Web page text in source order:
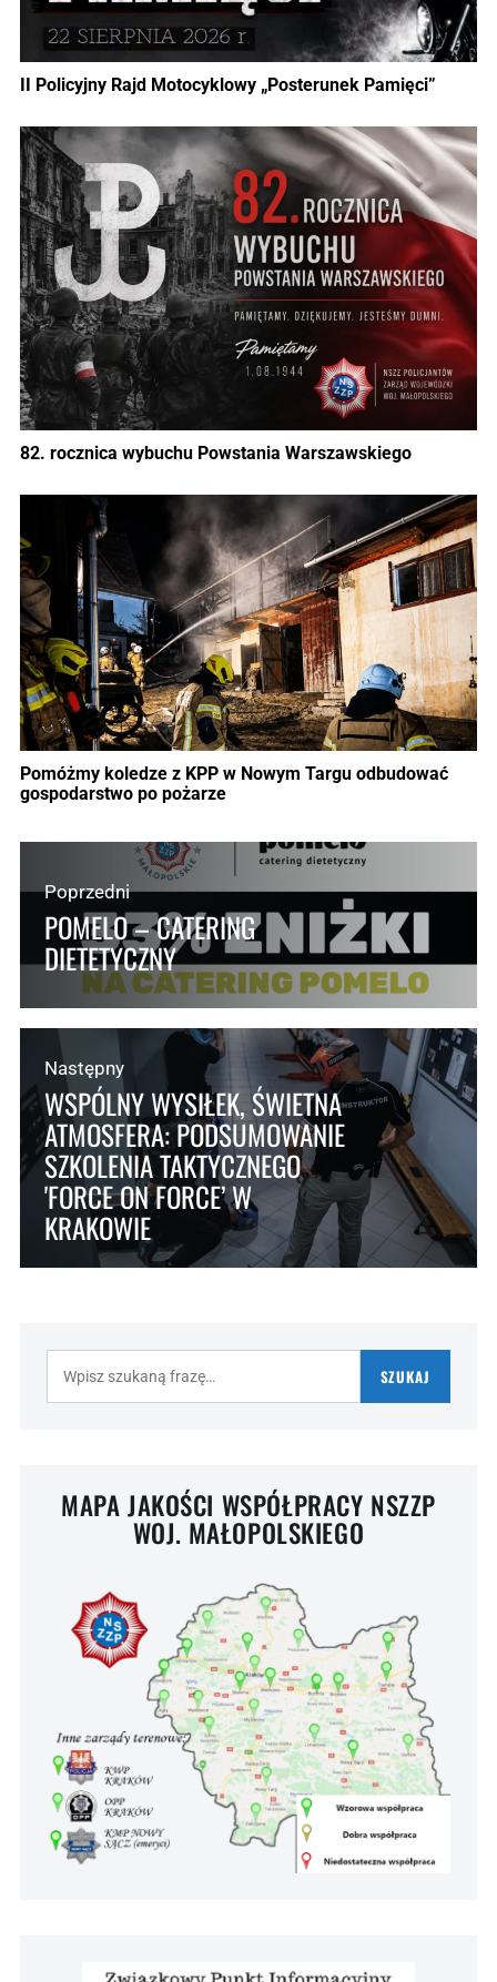
II Policyjny Rajd Motocyklowy „Posterunek Pamięci”
82. rocznica wybuchu Powstania Warszawskiego
Pomóżmy koledze z KPP w Nowym Targu odbudować
gospodarstwo po pożarze
Poprzedni
POMELO – CATERING
DIETETYCZNY
Następny
WSPÓLNY WYSIŁEK, ŚWIETNA
ATMOSFERA: PODSUMOWANIE
SZKOLENIA TAKTYCZNEGO
'FORCE ON FORCE’ W
KRAKOWIE
SZUKAJ
MAPA JAKOŚCI WSPÓŁPRACY NSZZP
WOJ. MAŁOPOLSKIEGO